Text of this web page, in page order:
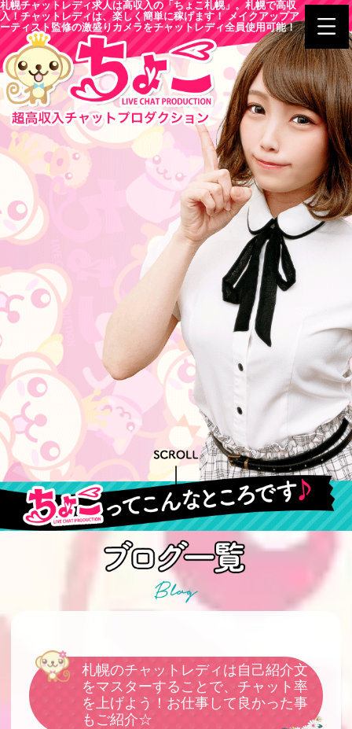
札幌チャットレディ求人は高収入の「ちょこ札幌」。札幌で高収
入！チャットレディは、楽しく簡単に稼げます！ メイクアップア
ーティスト監修の激盛りカメラをチャットレディ全員使用可能！
札幌のチャットレディは自己紹介文
をマスターすることで、チャット率
を上げよう！お仕事して良かった事
もご紹介☆